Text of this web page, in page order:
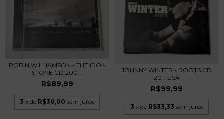
ROBIN WILLIAMSON - THE IRON
STONE CD 200...
R$89,99
3 x de R$30,00 sem juros
JOHNNY WINTER - ROOTS CD
2011 USA
R$99,99
3 x de R$33,33 sem juros